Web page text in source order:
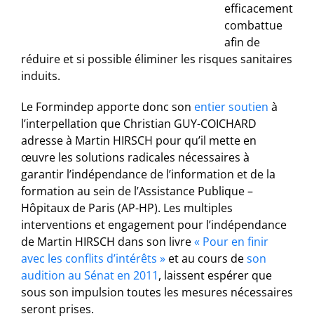
efficacement
combattue
afin de
réduire et si possible éliminer les risques sanitaires
induits.
Le Formindep apporte donc son entier soutien à
l’interpellation que Christian GUY-COICHARD
adresse à Martin HIRSCH pour qu’il mette en
œuvre les solutions radicales nécessaires à
garantir l’indépendance de l’information et de la
formation au sein de l’Assistance Publique –
Hôpitaux de Paris (AP-HP). Les multiples
interventions et engagement pour l’indépendance
de Martin HIRSCH dans son livre« Pour en finir
avec les conflits d’intérêts » et au cours deson
audition au Sénat en 2011, laissent espérer que
sous son impulsion toutes les mesures nécessaires
seront prises.